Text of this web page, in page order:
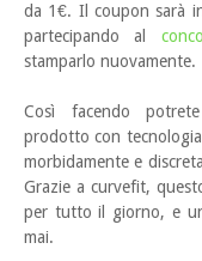
da 1€. Il coupon sarà
partecipando al
stamparlo nuovamente.
Così facendo
prodotto con
morbidamente e
Grazie a curvefit,
per tutto il giorno, e
mai.